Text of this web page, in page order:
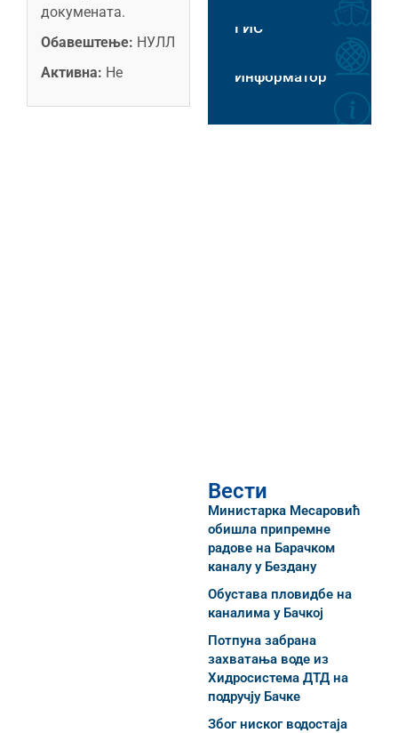
докумената.
Обавештење: НУЛЛ
Активна: Не
ГИС
Информатор
Вести
Министарка Месаровић
обишла припремне
радове на Барачком
каналу у Бездану
Обустава пловидбе на
каналима у Бачкој
Потпуна забрана
захватања воде из
Хидросистема ДТД на
подручју Бачке
Због ниског водостаја